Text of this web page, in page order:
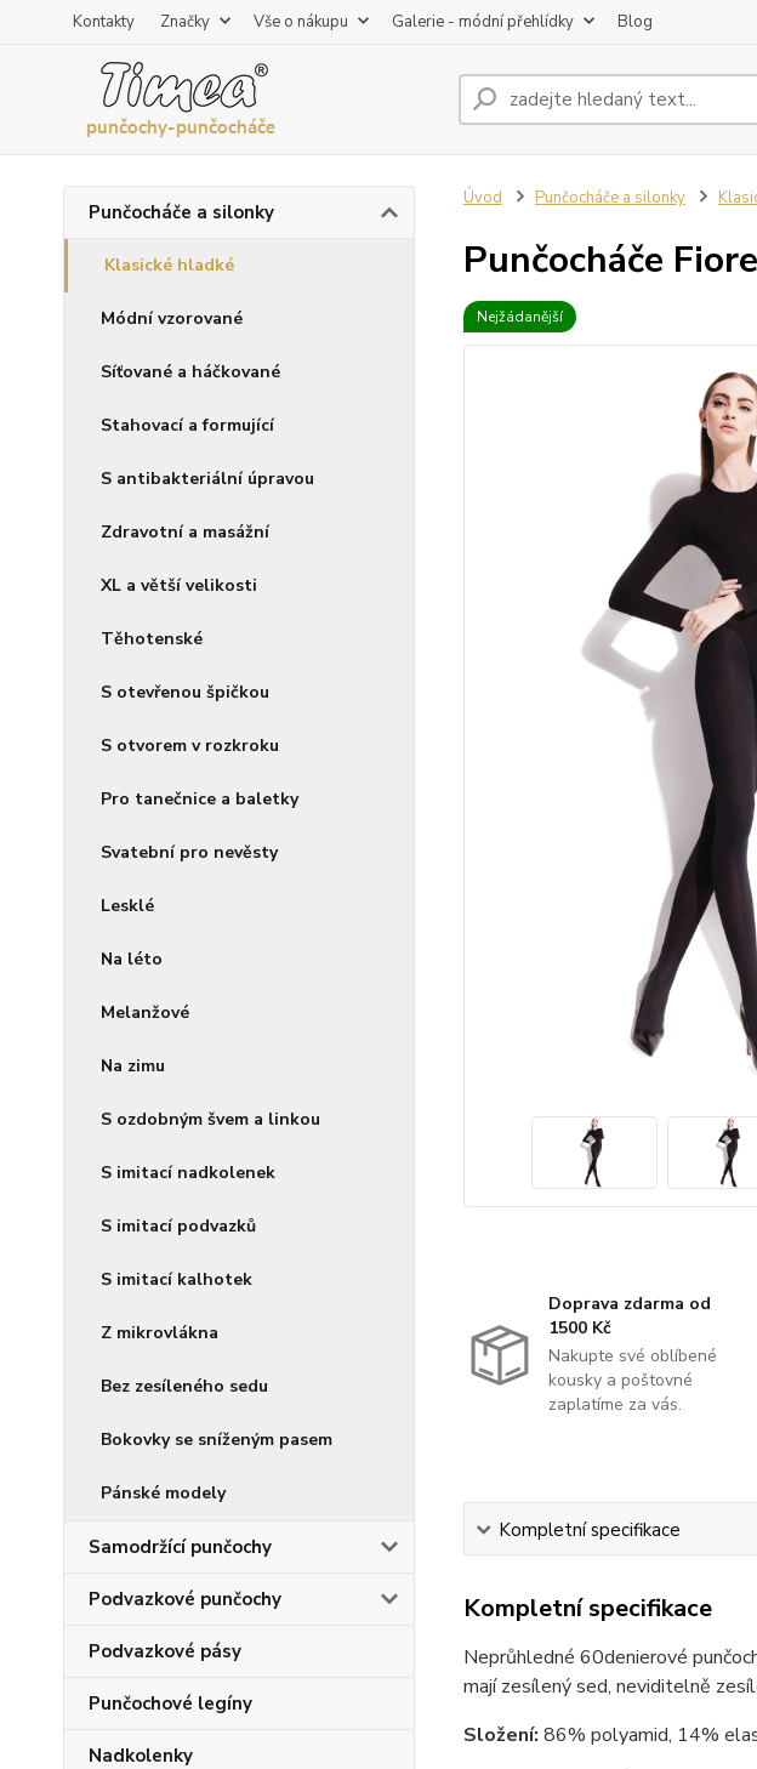
Kontakty Značky Vše o nákupu Galerie - módní přehlídky Blog
Punčocháče a silonky
Klasické hladké
Módní vzorované
Síťované a háčkované
Stahovací a formující
S antibakteriální úpravou
Zdravotní a masážní
XL a větší velikosti
Těhotenské
S otevřenou špičkou
S otvorem v rozkroku
Pro tanečnice a baletky
Svatební pro nevěsty
Lesklé
Na léto
Melanžové
Na zimu
S ozdobným švem a linkou
S imitací nadkolenek
S imitací podvazků
S imitací kalhotek
Z mikrovlákna
Bez zesíleného sedu
Bokovky se sníženým pasem
Pánské modely
Samodržící punčochy
Podvazkové punčochy
Podvazkové pásy
Punčochové legíny
Nadkolenky
Úvod Punčocháče a silonky
Punčocháče
Nejžádanější
Doprava zdarma od
1500 Kč
Nakupte své oblíbené
kousky a poštovné
zaplatíme za vás.
Kompletní specifikace
Kompletní specifikace
Neprůhledné 60denierové
mají zesílený sed, neviditelně
Složení: 86% polyamid, 14%